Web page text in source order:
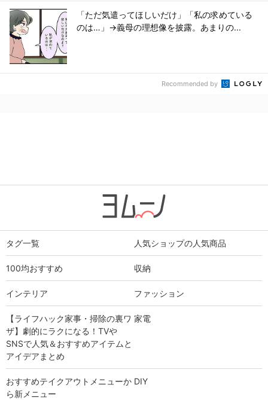
「ただ気遣ってほしいだけ」「私の求めている
のは…」→義母の理想像を披露。あまりの...
Recommended by
タグ一覧 人気ショップの人気商品
100均おすすめ 収納
インテリア ファッション
【ライフハック家事・掃除の裏ワ
ザ】劇的にラクになる！TVや
SNSで人気＆おすすめアイテムと
アイデアまとめ
家電
おすすめテイクアウトメニューか
ら新メニュー
DIY